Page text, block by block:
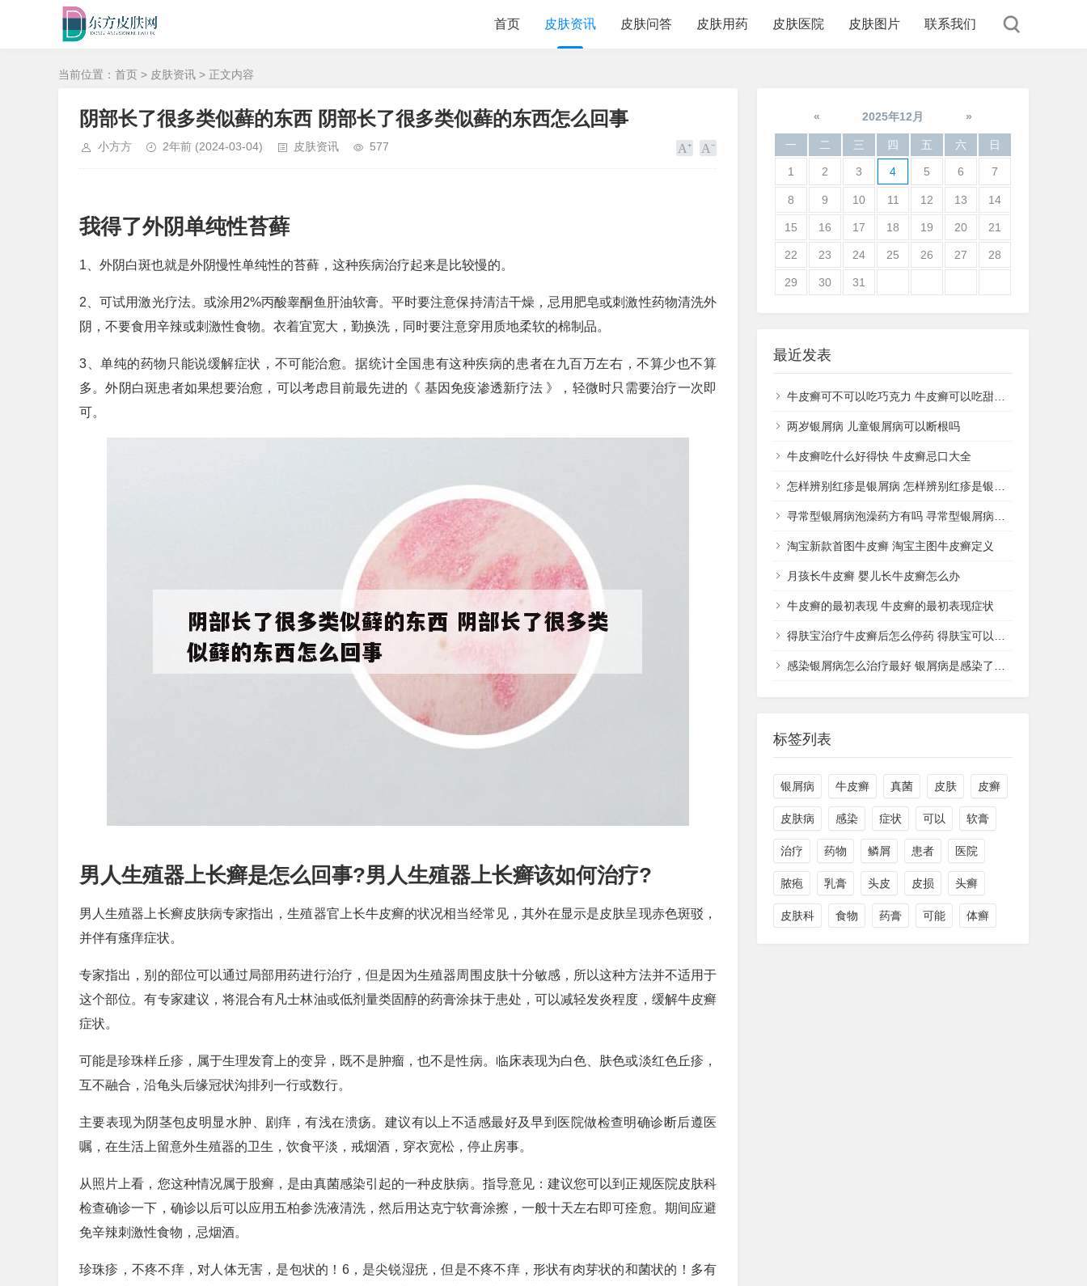
首页 皮肤资讯 皮肤问答 皮肤用药 皮肤医院 皮肤图片 联系我们
当前位置： 首页 > 皮肤资讯 > 正文内容
阴部长了很多类似藓的东西 阴部长了很多类似藓的东西怎么回事
小方方 2年前 (2024-03-04) 皮肤资讯 577
我得了外阴单纯性苔藓
1、外阴白斑也就是外阴慢性单纯性的苔藓，这种疾病治疗起来是比较慢的。
2、可试用激光疗法。或涂用2%丙酸睾酮鱼肝油软膏。平时要注意保持清洁干燥，忌用肥皂或刺激性药物清洗外
阴，不要食用辛辣或刺激性食物。衣着宜宽大，勤换洗，同时要注意穿用质地柔软的棉制品。
3、单纯的药物只能说缓解症状，不可能治愈。据统计全国患有这种疾病的患者在九百万左右，不算少也不算
多。外阴白斑患者如果想要治愈，可以考虑目前最先进的《 基因免疫渗透新疗法 》，轻微时只需要治疗一次即
可。
男人生殖器上长癣是怎么回事?男人生殖器上长癣该如何治疗?
男人生殖器上长癣皮肤病专家指出，生殖器官上长牛皮癣的状况相当经常见，其外在显示是皮肤呈现赤色斑驳，
并伴有瘙痒症状。
专家指出，别的部位可以通过局部用药进行治疗，但是因为生殖器周围皮肤十分敏感，所以这种方法并不适用于
这个部位。有专家建议，将混合有凡士林油或低剂量类固醇的药膏涂抹于患处，可以减轻发炎程度，缓解牛皮癣
症状。
可能是珍珠样丘疹，属于生理发育上的变异，既不是肿瘤，也不是性病。临床表现为白色、肤色或淡红色丘疹，
互不融合，沿龟头后缘冠状沟排列一行或数行。
主要表现为阴茎包皮明显水肿、剧痒，有浅在溃疡。建议有以上不适感最好及早到医院做检查明确诊断后遵医
嘱，在生活上留意外生殖器的卫生，饮食平淡，戒烟酒，穿衣宽松，停止房事。
从照片上看，您这种情况属于股癣，是由真菌感染引起的一种皮肤病。指导意见：建议您可以到正规医院皮肤科
检查确诊一下，确诊以后可以应用五柏参洗液清洗，然后用达克宁软膏涂擦，一般十天左右即可痊愈。期间应避
免辛辣刺激性食物，忌烟酒。
珍珠疹，不疼不痒，对人体无害，是包状的！6，是尖锐湿疣，但是不疼不痒，形状有肉芽状的和菌状的！多有
« 2025年12月 »
一 二 三 四 五 六 日
1 2 3 4 5 6 7
8 9 10 11 12 13 14
15 16 17 18 19 20 21
22 23 24 25 26 27 28
29 30 31
最近发表
牛皮癣可不可以吃巧克力 牛皮癣可以吃甜品吗
两岁银屑病 儿童银屑病可以断根吗
牛皮癣吃什么好得快 牛皮癣忌口大全
怎样辨别红疹是银屑病 怎样辨别红疹是银屑病还是湿疹
寻常型银屑病泡澡药方有吗 寻常型银屑病用什么药洗
淘宝新款首图牛皮癣 淘宝主图牛皮癣定义
月孩长牛皮癣 婴儿长牛皮癣怎么办
牛皮癣的最初表现 牛皮癣的最初表现症状
得肤宝治疗牛皮癣后怎么停药 得肤宝可以治疗湿疹吗
感染银屑病怎么治疗最好 银屑病是感染了什么病菌
标签列表
银屑病 牛皮癣 真菌 皮肤 皮癣
皮肤病 感染 症状 可以 软膏
治疗 药物 鳞屑 患者 医院
脓疱 乳膏 头皮 皮损 头癣
皮肤科 食物 药膏 可能 体癣